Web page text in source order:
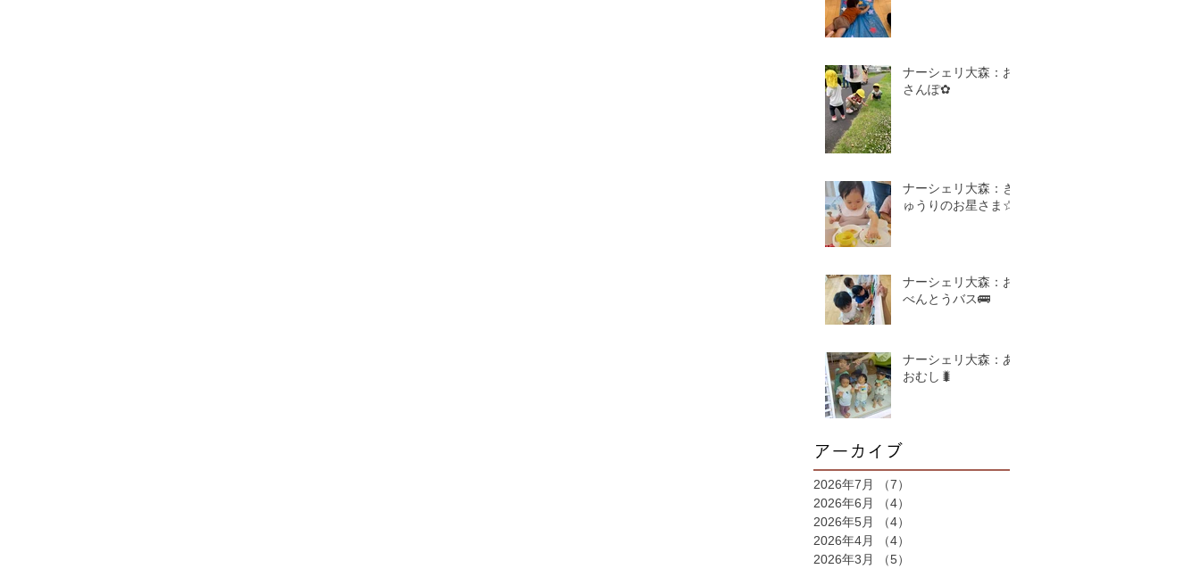
ナーシェリ大森：お
さんぽ✿
ナーシェリ大森：き
ゅうりのお星さま☆
ナーシェリ大森：お
べんとうバス🚌
ナーシェリ大森：あ
おむし🐛
アーカイブ
2026年7月 （7）
2026年6月
（4）
2026年5月
（4）
2026年4月
（4）
2026年3月
（5）